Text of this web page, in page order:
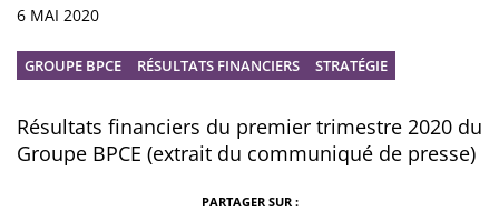
Résumé
6 MAI 2020
GROUPE BPCE RÉSULTATS FINANCIERS STRATÉGIE
Résultats financiers du premier trimestre 2020 du
Groupe BPCE (extrait du communiqué de presse)
PARTAGER SUR :